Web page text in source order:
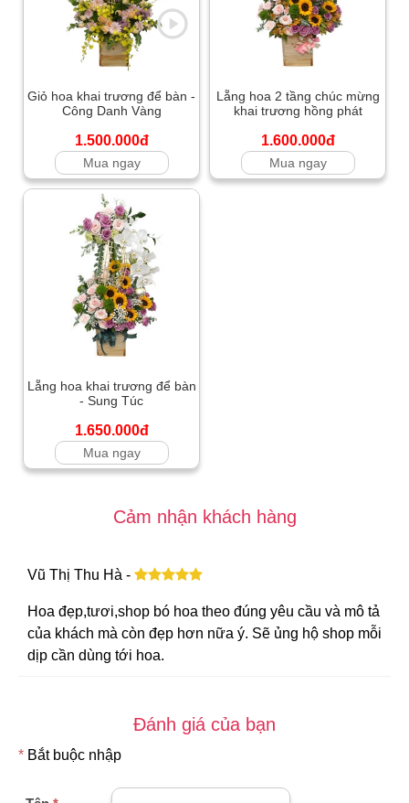
Giỏ hoa khai trương để bàn -
Công Danh Vàng
1.500.000đ
Mua ngay
Lẵng hoa 2 tầng chúc mừng
khai trương hồng phát
1.600.000đ
Mua ngay
Lẵng hoa khai trương để bàn
- Sung Túc
1.650.000đ
Mua ngay
Cảm nhận khách hàng
Vũ Thị Thu Hà -
Hoa đẹp,tươi,shop bó hoa theo đúng yêu cầu và mô tả
của khách mà còn đẹp hơn nữa ý. Sẽ ủng hộ shop mỗi
dịp cần dùng tới hoa.
Đánh giá của bạn
* Bắt buộc nhập